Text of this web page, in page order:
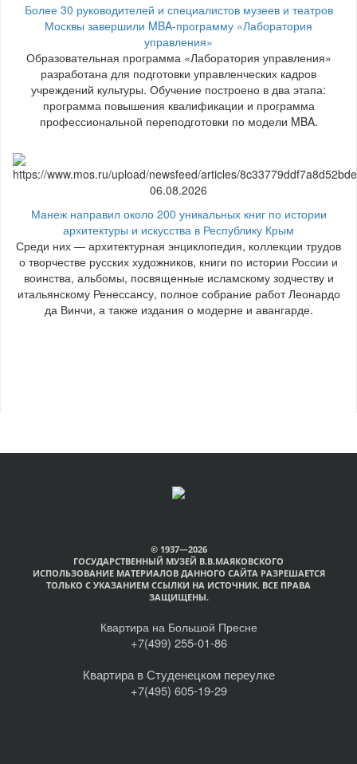
Более 30 руководителей и специалистов музеев и театров
Москвы завершили MBA-программу «Лаборатория
управления»
Образовательная программа «Лаборатория управления»
разработана для подготовки управленческих кадров
учреждений культуры. Обучение построено в два этапа:
программа повышения квалификации и программа
профессиональной переподготовки по модели MBA.
06.08.2026
Манеж направил около 200 уникальных книг по истории
архитектуры и искусства в Республику Крым
Среди них — архитектурная энциклопедия, коллекции трудов
о творчестве русских художников, книги по истории России и
воинства, альбомы, посвященные исламскому зодчеству и
итальянскому Ренессансу, полное собрание работ Леонардо
да Винчи, а также издания о модерне и авангарде.
© 1937—2026
ГОСУДАРСТВЕННЫЙ МУЗЕЙ В.В.МАЯКОВСКОГО
ИСПОЛЬЗОВАНИЕ МАТЕРИАЛОВ ДАННОГО САЙТА РАЗРЕШАЕТСЯ
ТОЛЬКО С УКАЗАНИЕМ ССЫЛКИ НА ИСТОЧНИК. ВСЕ ПРАВА
ЗАЩИЩЕНЫ.
Квартира на Большой Пресне
+7(499) 255-01-86
Квартира в Студенецком переулке
+7(495) 605-19-29